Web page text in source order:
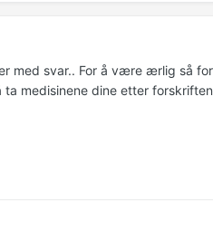
med svar.. For å være ærlig så
medisinene dine etter